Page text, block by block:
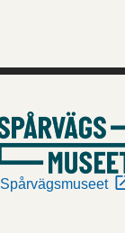
Spårvägsmuseet